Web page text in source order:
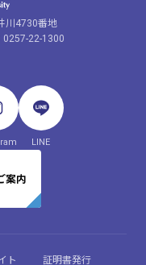
川4730番地
22-1300
LINE
ト 証明書発行